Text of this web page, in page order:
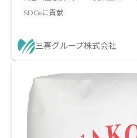
現。粉体のため小麦粉等に
リウム、食物繊維といった
志向のインバウンド需要も
に「ヘルシー」な説得力を
競合他社との差別化を強力
SDGsに貢献
三喜グループ株式会社